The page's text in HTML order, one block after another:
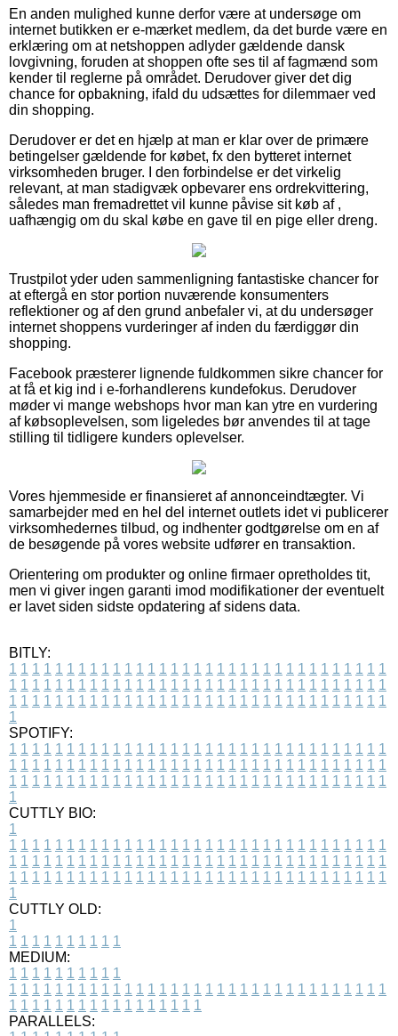
En anden mulighed kunne derfor være at undersøge om
internet butikken er e-mærket medlem, da det burde være en
erklæring om at netshoppen adlyder gældende dansk
lovgivning, foruden at shoppen ofte ses til af fagmænd som
kender til reglerne på området. Derudover giver det dig
chance for opbakning, ifald du udsættes for dilemmaer ved
din shopping.
Derudover er det en hjælp at man er klar over de primære
betingelser gældende for købet, fx den bytteret internet
virksomheden bruger. I den forbindelse er det virkelig
relevant, at man stadigvæk opbevarer ens ordrekvittering,
således man fremadrettet vil kunne påvise sit køb af ,
uafhængig om du skal købe en gave til en pige eller dreng.
Trustpilot yder uden sammenligning fantastiske chancer for
at eftergå en stor portion nuværende konsumenters
reflektioner og af den grund anbefaler vi, at du undersøger
internet shoppens vurderinger af inden du færdiggør din
shopping.
Facebook præsterer lignende fuldkommen sikre chancer for
at få et kig ind i e-forhandlerens kundefokus. Derudover
møder vi mange webshops hvor man kan ytre en vurdering
af købsoplevelsen, som ligeledes bør anvendes til at tage
stilling til tidligere kunders oplevelser.
Vores hjemmeside er finansieret af annonceindtægter. Vi
samarbejder med en hel del internet outlets idet vi publicerer
virksomhedernes tilbud, og indhenter godtgørelse om en af
de besøgende på vores website udfører en transaktion.
Orientering om produkter og online firmaer opretholdes tit,
men vi giver ingen garanti imod modifikationer der eventuelt
er lavet siden sidste opdatering af sidens data.
BITLY:
1 1 1 1 1 1 1 1 1 1 1 1 1 1 1 1 1 1 1 1 1 1 1 1 1 1 1 1 1 1 1 1 1
1 1 1 1 1 1 1 1 1 1 1 1 1 1 1 1 1 1 1 1 1 1 1 1 1 1 1 1 1 1 1 1 1
1 1 1 1 1 1 1 1 1 1 1 1 1 1 1 1 1 1 1 1 1 1 1 1 1 1 1 1 1 1 1 1 1
1
SPOTIFY:
1 1 1 1 1 1 1 1 1 1 1 1 1 1 1 1 1 1 1 1 1 1 1 1 1 1 1 1 1 1 1 1 1
1 1 1 1 1 1 1 1 1 1 1 1 1 1 1 1 1 1 1 1 1 1 1 1 1 1 1 1 1 1 1 1 1
1 1 1 1 1 1 1 1 1 1 1 1 1 1 1 1 1 1 1 1 1 1 1 1 1 1 1 1 1 1 1 1 1
1
CUTTLY BIO:
1
1 1 1 1 1 1 1 1 1 1 1 1 1 1 1 1 1 1 1 1 1 1 1 1 1 1 1 1 1 1 1 1 1
1 1 1 1 1 1 1 1 1 1 1 1 1 1 1 1 1 1 1 1 1 1 1 1 1 1 1 1 1 1 1 1 1
1 1 1 1 1 1 1 1 1 1 1 1 1 1 1 1 1 1 1 1 1 1 1 1 1 1 1 1 1 1 1 1 1
1
CUTTLY OLD:
1
1 1 1 1 1 1 1 1 1 1
MEDIUM:
1 1 1 1 1 1 1 1 1 1
1 1 1 1 1 1 1 1 1 1 1 1 1 1 1 1 1 1 1 1 1 1 1 1 1 1 1 1 1 1 1 1 1
1 1 1 1 1 1 1 1 1 1 1 1 1 1 1 1 1
PARALLELS: